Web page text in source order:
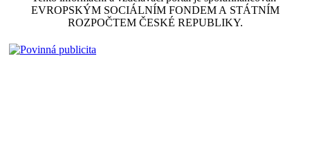
EVROPSKÝM SOCIÁLNÍM FONDEM A STÁTNÍM
ROZPOČTEM ČESKÉ REPUBLIKY.